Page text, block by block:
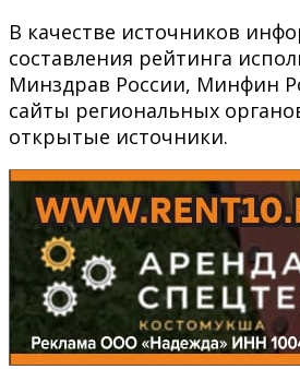
В качестве источников
составления рейтинга
Минздрав России, Минфин
сайты региональных
открытые источники.